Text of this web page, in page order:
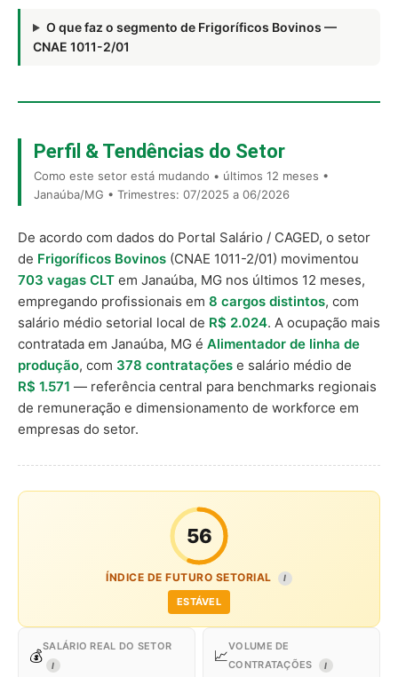
O que faz o segmento de Frigoríficos Bovinos —
CNAE 1011-2/01
Perfil & Tendências do Setor
Como este setor está mudando • últimos 12 meses •
Janaúba/MG • Trimestres: 07/2025 a 06/2026
De acordo com dados do Portal Salário / CAGED, o setor
de Frigoríficos Bovinos (CNAE 1011-2/01) movimentou
703 vagas CLT em Janaúba, MG nos últimos 12 meses,
empregando profissionais em 8 cargos distintos, com
salário médio setorial local de R$ 2.024. A ocupação mais
contratada em Janaúba, MG é Alimentador de linha de
produção, com 378 contratações e salário médio de
R$ 1.571 — referência central para benchmarks regionais
de remuneração e dimensionamento de workforce em
empresas do setor.
56
ÍNDICE DE FUTURO SETORIAL I
ESTÁVEL
💰
SALÁRIO REAL DO SETOR
I
📈
VOLUME DE
CONTRATAÇÕES
I